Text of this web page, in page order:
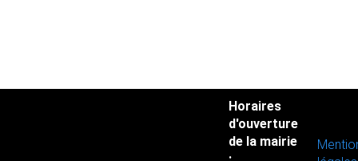
Horaires
d'ouverture
de la mairie